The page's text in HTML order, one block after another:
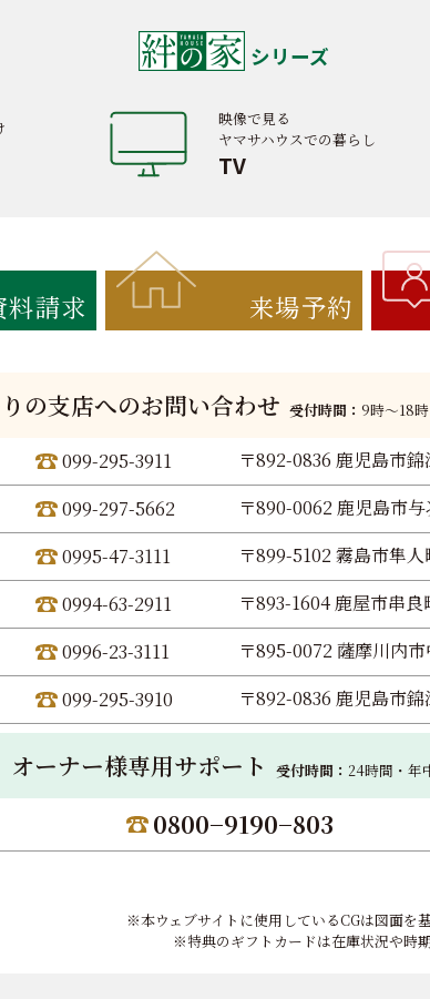
シリーズ
映像で見る
ヤマサハウスでの暮らし
TV
料請求 来場予約
の支店へのお問い合わせ 受付時間： 9時〜18
099-295-3911 〒892-0836 鹿児島市
099-297-5662 〒890-0062 鹿児島市
0995-47-3111 〒899-5102 霧島市隼人
0994-63-2911 〒893-1604 鹿屋市串
0996-23-3111 〒895-0072 薩摩川内
099-295-3910 〒892-0836 鹿児島市
オーナー様専用サポート 受付時間： 24時間・年
0800−9190−803
※本ウェブサイトに使用しているCGは図面を
※特典のギフトカードは在庫状況や時